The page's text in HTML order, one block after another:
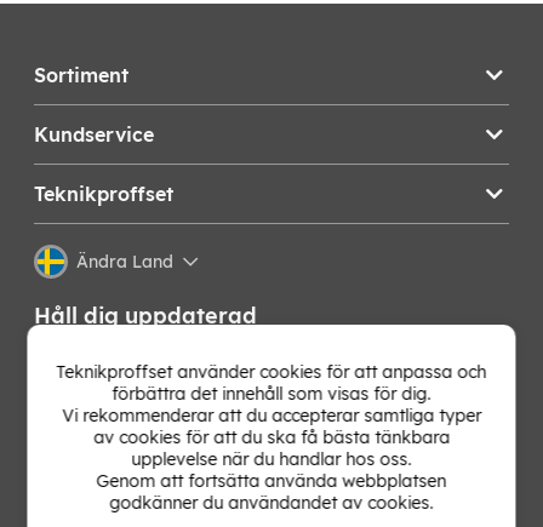
Sortiment
Kundservice
Teknikproffset
Ändra Land
Håll dig uppdaterad
Få de senaste nyheterna, hetaste erbjudandena och
bästa tipsen från oss direkt i din mejlkorg. Signa upp på
vårt nyhetsbrev!
Teknikproffset använder cookies för att anpassa och
förbättra det innehåll som visas för dig.
Vi rekommenderar att du accepterar samtliga typer
av cookies för att du ska få bästa tänkbara
upplevelse när du handlar hos oss.
Genom att fortsätta använda webbplatsen
godkänner du användandet av cookies.